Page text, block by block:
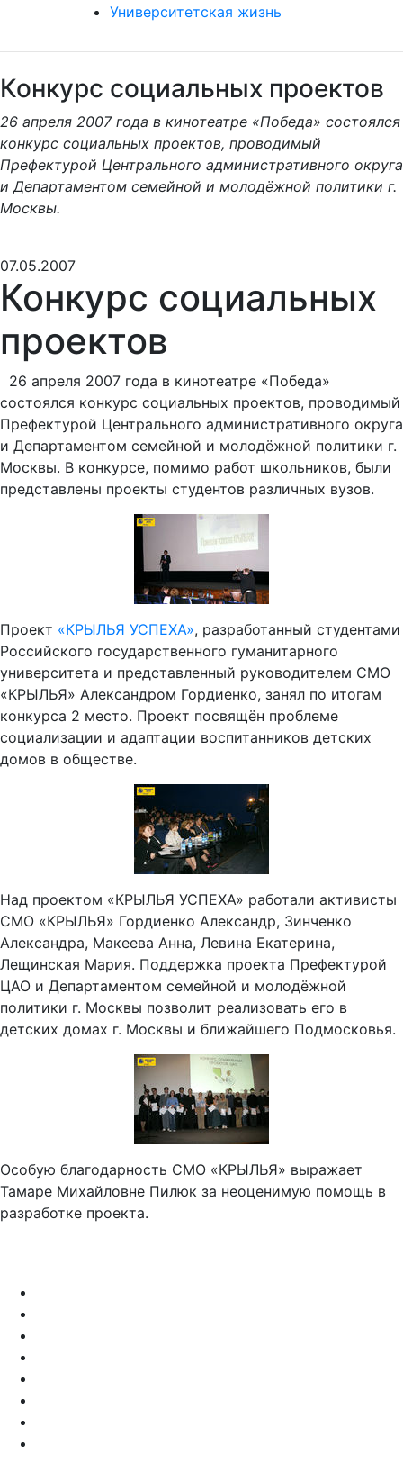
Университетская жизнь
Конкурс социальных проектов
26 апреля 2007 года в кинотеатре «Победа» состоялся
конкурс социальных проектов, проводимый
Префектурой Центрального административного округа
и Департаментом семейной и молодёжной политики г.
Москвы.
07.05.2007
Конкурс социальных
проектов
26 апреля 2007 года в кинотеатре «Победа»
состоялся конкурс социальных проектов, проводимый
Префектурой Центрального административного округа
и Департаментом семейной и молодёжной политики г.
Москвы. В конкурсе, помимо работ школьников, были
представлены проекты студентов различных вузов.
Проект «КРЫЛЬЯ УСПЕХА», разработанный студентами
Российского государственного гуманитарного
университета и представленный руководителем СМО
«КРЫЛЬЯ» Александром Гордиенко, занял по итогам
конкурса 2 место. Проект посвящён проблеме
социализации и адаптации воспитанников детских
домов в обществе.
Над проектом «КРЫЛЬЯ УСПЕХА» работали активисты
СМО «КРЫЛЬЯ» Гордиенко Александр, Зинченко
Александра, Макеева Анна, Левина Екатерина,
Лещинская Мария. Поддержка проекта Префектурой
ЦАО и Департаментом семейной и молодёжной
политики г. Москвы позволит реализовать его в
детских домах г. Москвы и ближайшего Подмосковья.
Особую благодарность СМО «КРЫЛЬЯ» выражает
Тамаре Михайловне Пилюк за неоценимую помощь в
разработке проекта.